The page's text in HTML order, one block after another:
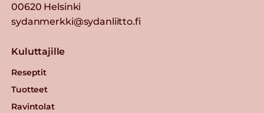
00620 Helsinki
sydanmerkki@sydanliitto.fi
Kuluttajille
Reseptit
Tuotteet
Ravintolat